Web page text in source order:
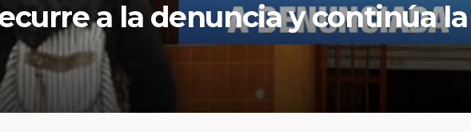
trabajadora lactante denuncia
otra embarazada fue despedida